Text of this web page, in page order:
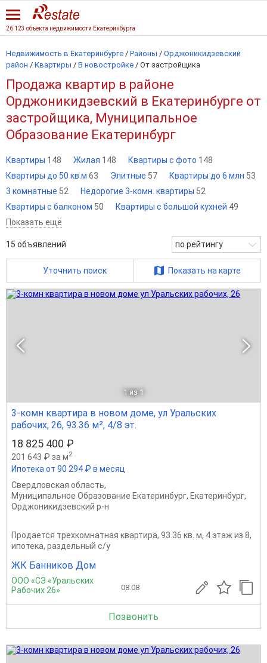
26 123 объекта недвижимости Екатеринбурга
Недвижимость в Екатеринбурге / Районы / Орджоникидзевский
район / Квартиры / В новостройке / От застройщика
Продажа квартир в районе
Орджоникидзевский в Екатеринбурге от
застройщика, Муниципальное
Образование Екатеринбург
Квартиры 148 Жилая 148 Квартиры с фото 148
Квартиры до 50 кв.м 63 Элитные 57 Квартиры до 6 млн 53
3 комнатные 52 Недорогие 3-комн. квартиры 52
Квартиры с балконом 50 Квартиры с большой кухней 49
Показать ещё
15 объявлений по рейтингу
Уточнить поиск Показать на карте
1 из 1
3-комн квартира в новом доме, ул Уральских
рабочих, 26, 93.36 м², 4/8 эт.
18 825 400 ₽
201 643 ₽ за м2
Ипотека от 90 294 ₽ в месяц
Свердловская область,
Муниципальное Образование Екатеринбург, Екатеринбург,
Орджоникидзевский р-н
Продается трехкомнатная квартира, 93.36 кв. м, 4 этаж из 8,
ипотека, раздельный с/у
ЖК Банников Дом
ООО «СЗ «Уральских
Рабочих 26»
08.08
Позвонить